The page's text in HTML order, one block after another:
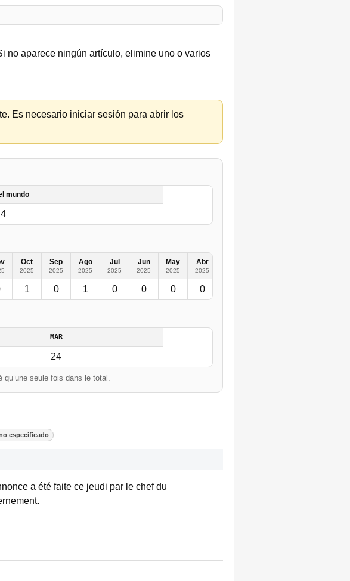
no aparece ningún artículo, elimine uno o varios
Es necesario iniciar sesión para abrir los
mundo
Oct
2025
Sep
2025
Ago
2025
Jul
2025
Jun
2025
May
2025
Abr
2025
1 0 1 0 0 0 0
MAR
24
seule fois dans le total.
especificado
a été faite ce jeudi par le chef du